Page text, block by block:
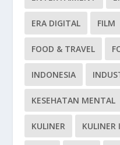
ERA DIGITAL FILM
FOOD & TRAVEL
INDONESIA
KESEHATAN MENTAL
KULINER KULINER